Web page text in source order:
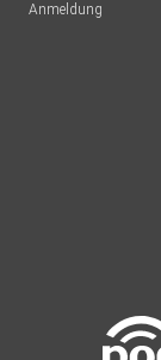
Anmeldung